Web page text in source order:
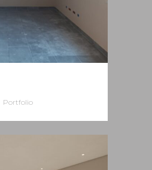
Portfolio